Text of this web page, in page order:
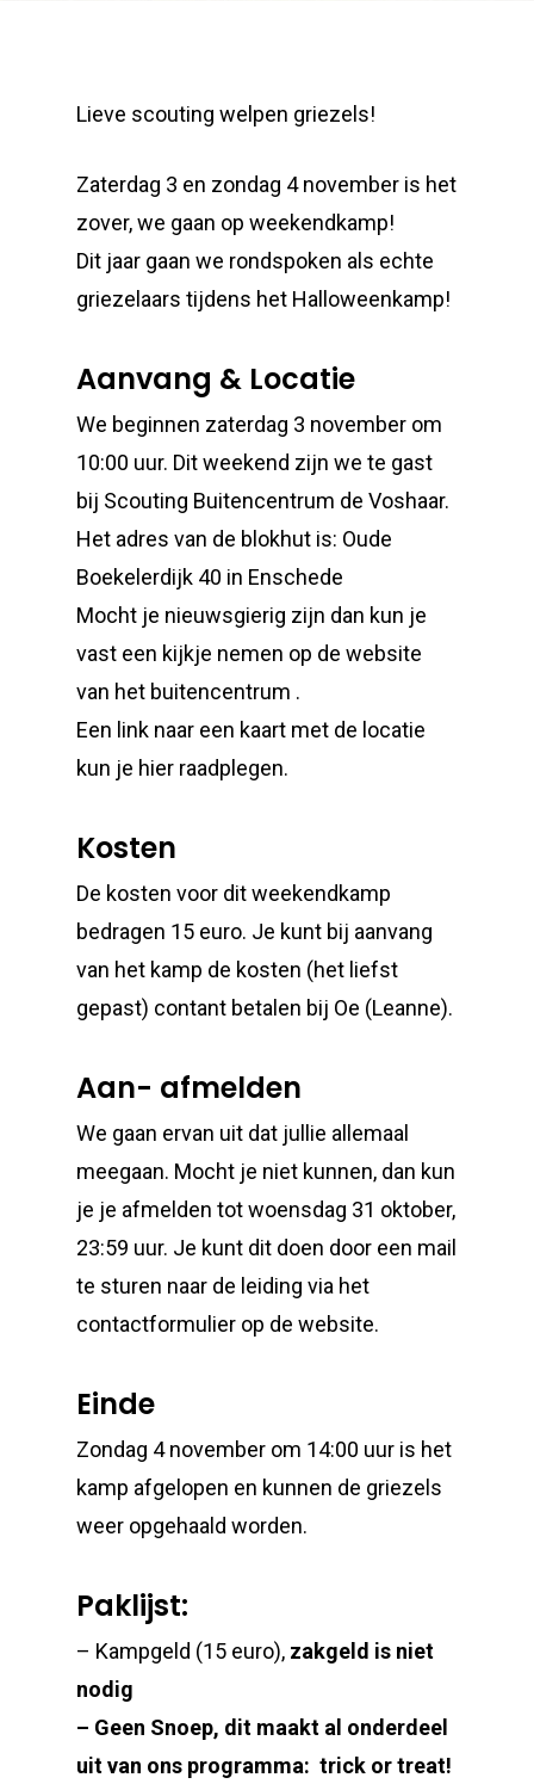
Lieve scouting welpen griezels!
Zaterdag 3 en zondag 4 november is het
zover, we gaan op weekendkamp!
Dit jaar gaan we rondspoken als echte
griezelaars tijdens het Halloweenkamp!
Aanvang & Locatie
We beginnen zaterdag 3 november om
10:00 uur. Dit weekend zijn we te gast
bij Scouting Buitencentrum de Voshaar.
Het adres van de blokhut is: Oude
Boekelerdijk 40 in Enschede
Mocht je nieuwsgierig zijn dan kun je
vast een kijkje nemen op de website
van het buitencentrum .
Een link naar een kaart met de locatie
kun je hier raadplegen.
Kosten
De kosten voor dit weekendkamp
bedragen 15 euro. Je kunt bij aanvang
van het kamp de kosten (het liefst
gepast) contant betalen bij Oe (Leanne).
Aan- afmelden
We gaan ervan uit dat jullie allemaal
meegaan. Mocht je niet kunnen, dan kun
je je afmelden tot woensdag 31 oktober,
23:59 uur. Je kunt dit doen door een mail
te sturen naar de leiding via het
contactformulier op de website.
Einde
Zondag 4 november om 14:00 uur is het
kamp afgelopen en kunnen de griezels
weer opgehaald worden.
Paklijst:
– Kampgeld (15 euro), zakgeld is niet
nodig
– Geen Snoep, dit maakt al onderdeel
uit van ons programma: trick or treat!